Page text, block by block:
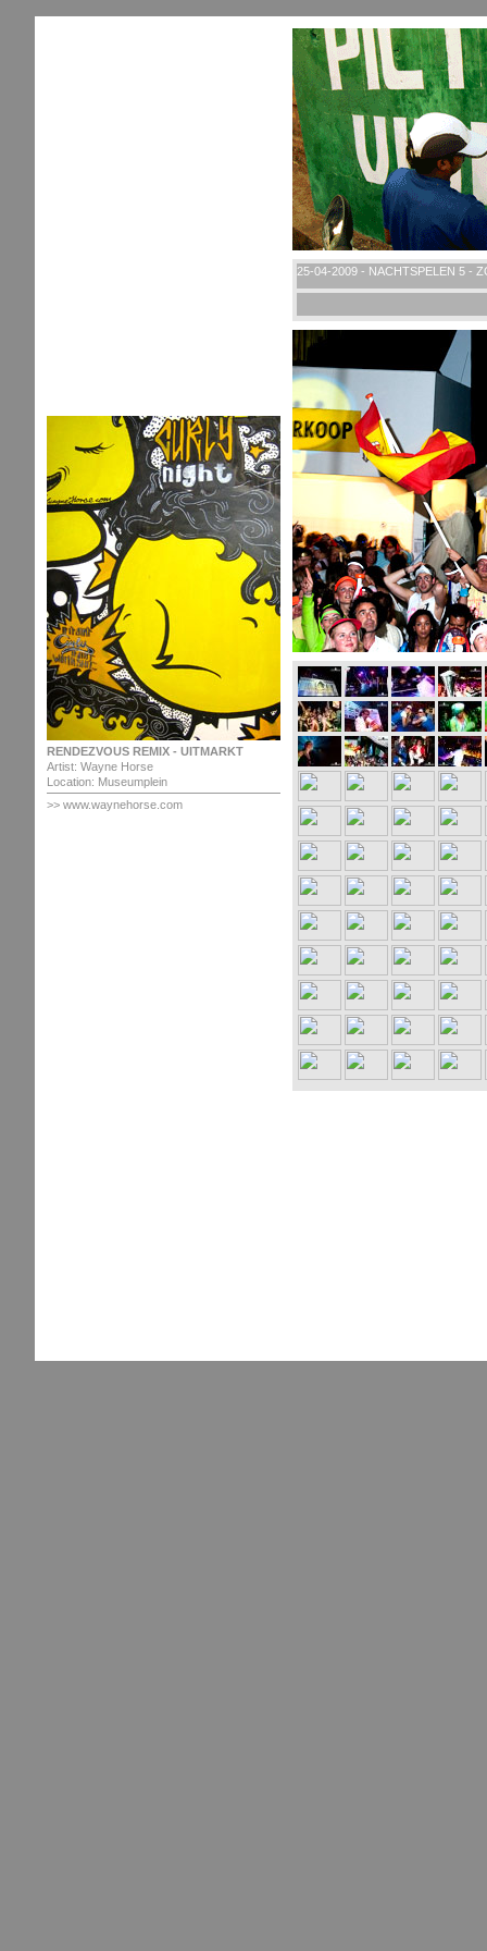
RENDEZVOUS REMIX - UITMARKT
Artist: Wayne Horse
Location: Museumplein
>> www.waynehorse.com
25-04-2009 - NACHTSPELEN 5 -